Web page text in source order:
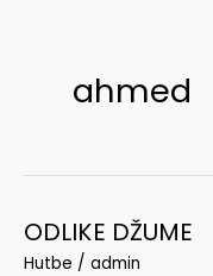
ahmed
ODLIKE DŽUME
Hutbe / admin
ODLIKE
DŽUME